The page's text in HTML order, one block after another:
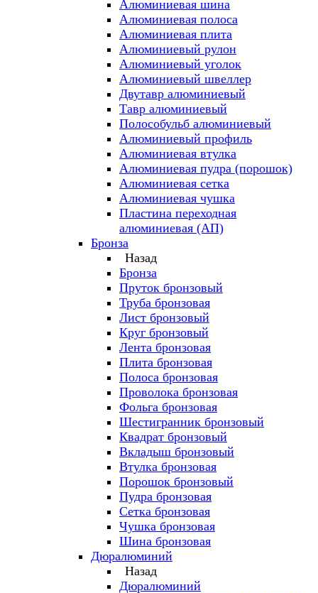
Алюминиевая шина
Алюминиевая полоса
Алюминиевая плита
Алюминиевый рулон
Алюминиевый уголок
Алюминиевый швеллер
Двутавр алюминиевый
Тавр алюминиевый
Полособульб алюминиевый
Алюминиевый профиль
Алюминиевая втулка
Алюминиевая пудра (порошок)
Алюминиевая сетка
Алюминиевая чушка
Пластина переходная
алюминиевая (АП)
Бронза
Назад
Бронза
Пруток бронзовый
Труба бронзовая
Лист бронзовый
Круг бронзовый
Лента бронзовая
Плита бронзовая
Полоса бронзовая
Проволока бронзовая
Фольга бронзовая
Шестигранник бронзовый
Квадрат бронзовый
Вкладыш бронзовый
Втулка бронзовая
Порошок бронзовый
Пудра бронзовая
Сетка бронзовая
Чушка бронзовая
Шина бронзовая
Дюралюминий
Назад
Дюралюминий